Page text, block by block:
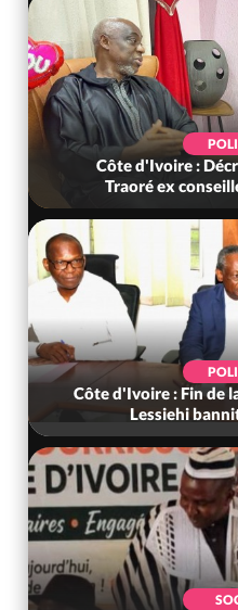
Côte d'Ivoire :
Traoré ex
Côte d'Ivoire : Fin de
Lessiehi